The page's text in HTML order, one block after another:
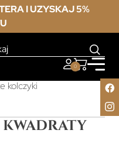
I UZYSKAJ 5%
0
kolczyki
kwadraty